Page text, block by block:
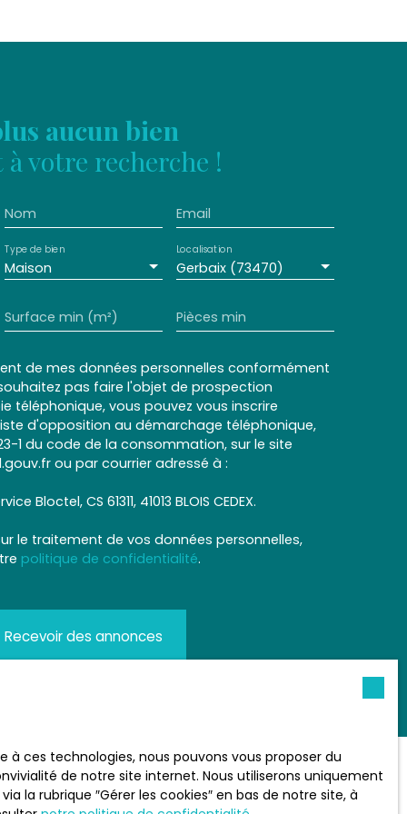
aucun bien
votre recherche !
Nom Email
Maison
Type de bien
Gerbaix (73470)
Localisation
Surface min (m²) Pièces min
de mes données personnelles conformément
souhaitez pas faire l'objet de prospection
téléphonique, vous pouvez vous inscrire
d'opposition au démarchage téléphonique,
1 du code de la consommation, sur le site
ou par courrier adressé à :
Bloctel, CS 61311, 41013 BLOIS CEDEX.
le traitement de vos données personnelles,
politique de confidentialité.
Recevoir des annonces
INFORMATIONS
ces technologies, nous pouvons vous proposer du
de notre site internet. Nous utiliserons uniquement
la rubrique ″Gérer les cookies″ en bas de notre site, à